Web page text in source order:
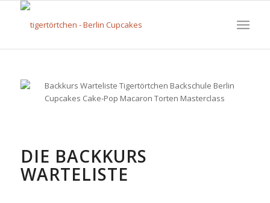
DIE BACKKURS
WARTELISTE